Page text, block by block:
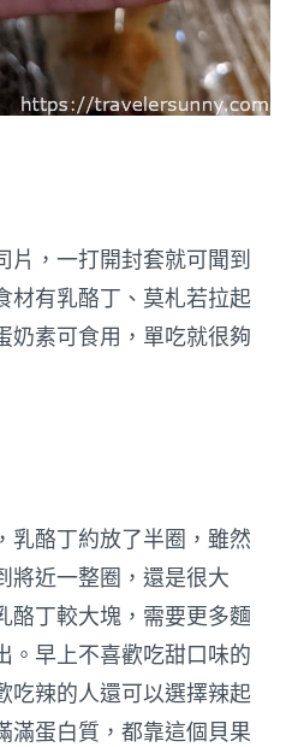
片，一打開封套就可聞到
材有乳酪丁、莫札若拉起
奶素可食用，單吃就很夠
乳酪丁約放了半圈，雖然
將近一整圈，還是很大
酪丁較大塊，需要更多麵
。早上不喜歡吃甜口味的
吃辣的人還可以選擇辣起
滿蛋白質，都靠這個貝果